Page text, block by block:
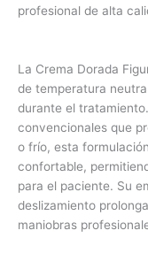
profesional de alta
La Crema Dorada
de temperatura
durante el
convencionales que
o frío, esta
confortable,
para el paciente. Su
deslizamiento
maniobras